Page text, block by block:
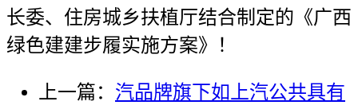
长委、住房城乡扶植厅结合制定的《广西
绿色建建步履实施方案》！
上一篇： 汽品牌旗下如上汽公共具有